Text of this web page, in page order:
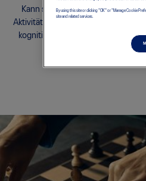
Kann sich ein gesteigertes
Aktivitätsniveau positiv auf ihre
kognitive Leistungsfähigkeit
By using this site or clicking "OK" or "Manage Cookie
site and related services.